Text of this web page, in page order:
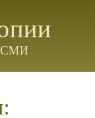
СМИ